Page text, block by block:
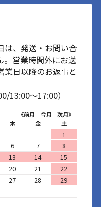
は、発送・お問い合
。営業時間外にお送
業日以降のお返事と
13:00～17:00）
《前月 今月
次月》
木 金 土
1
6 7
8
13 14
15
20 21
22
27 28
29